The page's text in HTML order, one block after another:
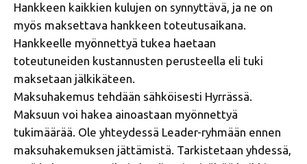
Hankkeen kaikkien kulujen on synnyttävä, ja ne on
myös maksettava hankkeen toteutusaikana.
Hankkeelle myönnettyä tukea haetaan
toteutuneiden kustannusten perusteella eli tuki
maksetaan jälkikäteen.
Maksuhakemus tehdään sähköisesti Hyrrässä.
Maksuun voi hakea ainoastaan myönnettyä
tukimäärää. Ole yhteydessä Leader-ryhmään ennen
maksuhakemuksen jättämistä. Tarkistetaan yhdessä,